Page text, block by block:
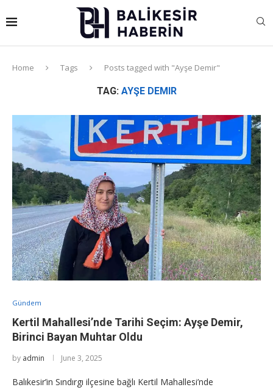
Home Tags Posts tagged with "Ayşe Demir"
TAG: AYŞE DEMIR
Gündem
Kertil Mahallesi’nde Tarihi Seçim: Ayşe Demir,
Birinci Bayan Muhtar Oldu
by admin June 3, 2025
Balıkesir’in Sındırgı ilçesine bağlı Kertil Mahallesi’nde